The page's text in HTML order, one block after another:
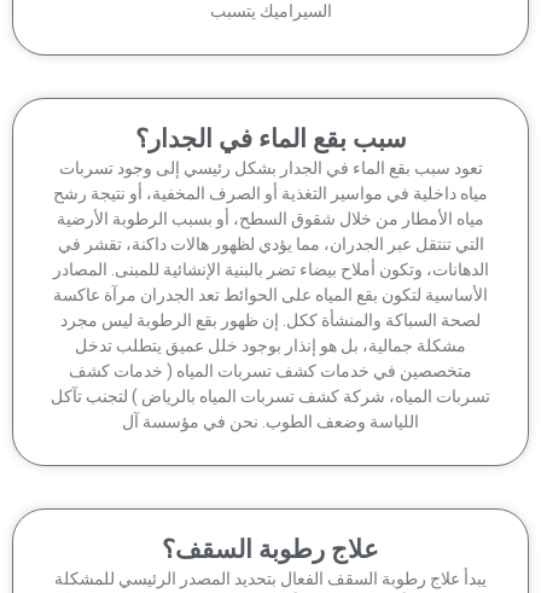
السيراميك يتسبب
سبب بقع الماء في الجدار؟
سبب بقع الماء في الجدار بشكل رئيسي إلى وجود تسربات
داخلية في مواسير التغذية أو الصرف المخفية، أو نتيجة رشح
الأمطار من خلال شقوق السطح، أو بسبب الرطوبة الأرضية
تنتقل عبر الجدران، مما يؤدي لظهور هالات داكنة، تقشر في
وتكون أملاح بيضاء تضر بالبنية الإنشائية للمبنى. المصادر
لتكون بقع المياه على الحوائط تعد الجدران مرآة عاكسة
لصحة السباكة والمنشأة ككل. إن ظهور بقع الرطوبة ليس مجرد
مشكلة جمالية، بل هو إنذار بوجود خلل عميق يتطلب تدخل
متخصصين في خدمات كشف تسربات المياه ( خدمات كشف
المياه، شركة كشف تسربات المياه بالرياض ) لتجنب تآكل
اللياسة وضعف الطوب. نحن في مؤسسة آل
علاج رطوبة السقف؟
علاج رطوبة السقف الفعال بتحديد المصدر الرئيسي للمشكلة